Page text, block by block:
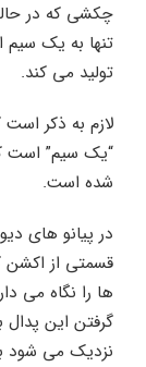
چکشی که در
تنها به یک سیم
تولید می کند.
“یک سیم” است
شده است.
در پیانو های
قسمتی از
ها را نگاه می
گرفتن این پدال
نزدیک می شود